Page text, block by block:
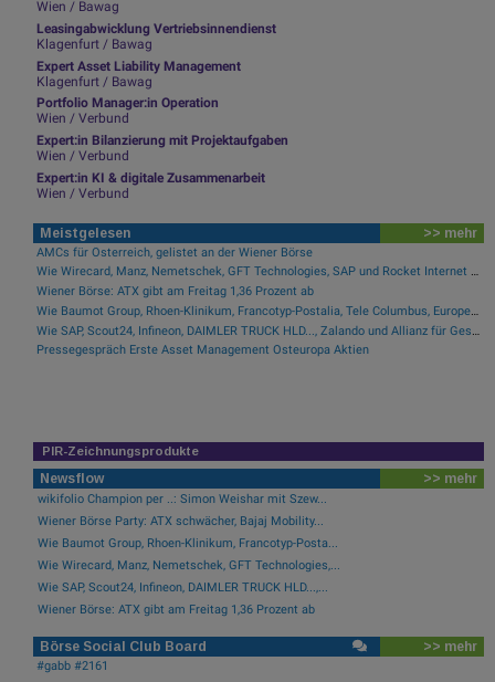
Wien / Bawag
Leasingabwicklung Vertriebsinnendienst
Klagenfurt / Bawag
Expert Asset Liability Management
Klagenfurt / Bawag
Portfolio Manager:in Operation
Wien / Verbund
Expert:in Bilanzierung mit Projektaufgaben
Wien / Verbund
Expert:in KI & digitale Zusammenarbeit
Wien / Verbund
Meistgelesen >> mehr
AMCs für Österreich, gelistet an der Wiener Börse
Wie Wirecard, Manz, Nemetschek, GFT Technologies, SAP und Rocket Internet für Gesprächsstoff sorgten
Wiener Börse: ATX gibt am Freitag 1,36 Prozent ab
Wie Baumot Group, Rhoen-Klinikum, Francotyp-Postalia, Tele Columbus, European Lithium und Lanxess für Gesprächsstoff sorgten
Pressegespräch Erste Asset Management Osteuropa Aktien
PIR-Zeichnungsprodukte
Newsflow >> mehr
wikifolio Champion per ..: Simon Weishar mit Szew...
Wiener Börse Party: ATX schwächer, Bajaj Mobility...
Wie Baumot Group, Rhoen-Klinikum, Francotyp-Posta...
Wie Wirecard, Manz, Nemetschek, GFT Technologies,...
Wie SAP, Scout24, Infineon, DAIMLER TRUCK HLD...,...
Wiener Börse: ATX gibt am Freitag 1,36 Prozent ab
Börse Social Club Board >> mehr
#gabb #2161